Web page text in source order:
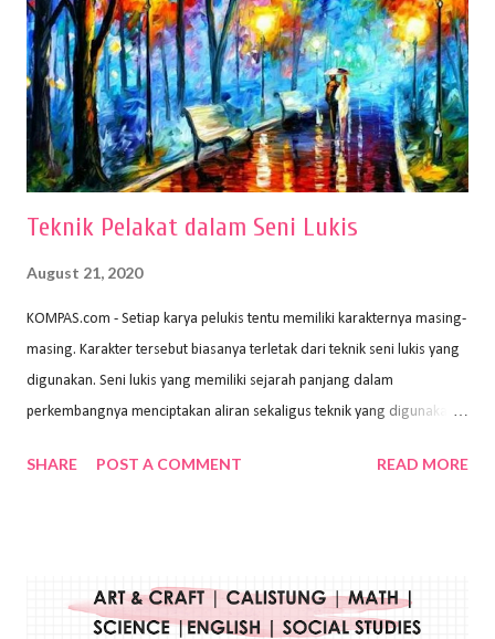
nyaman dan maksimal. Bahan kertas yang baik salah satu syaratnya
adalah tidak mudah sobek, mengingat menggambar merupakan
proses menggores dan menghapus. Kertas adalah bahan yang paling
ideal digunakan untuk menggambar. Dalam menggambar
menggunakan pen...
Teknik Pelakat dalam Seni Lukis
August 21, 2020
KOMPAS.com - Setiap karya pelukis tentu memiliki karakternya masing-
masing. Karakter tersebut biasanya terletak dari teknik seni lukis yang
digunakan. Seni lukis yang memiliki sejarah panjang dalam
perkembangnya menciptakan aliran sekaligus teknik yang digunakan.
Wayan Kun Adnyana, teknik yang berbeda tentunya akan
menggunakan bahan dasar cat air, cat akrilik, atau cat minyak dengan
sapuan warna cat yang tebal. Dengan memberikan sapuan warna
SHARE POST A COMMENT READ MORE